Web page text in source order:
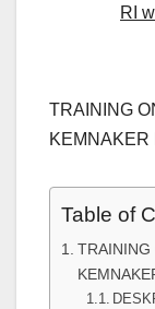
RI
TRAINING
KEMNAKER
Table of
TRAINING